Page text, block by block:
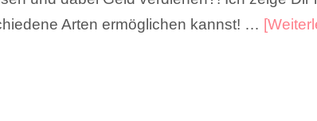
Arten ermöglichen kannst! …